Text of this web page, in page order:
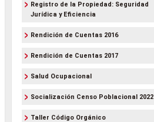
Registro de la Propiedad: Seguridad
Jurídica y Eficiencia
Rendición de Cuentas 2016
Rendición de Cuentas 2017
Salud Ocupacional
Socialización Censo Poblacional 2022
Taller Código Orgánico